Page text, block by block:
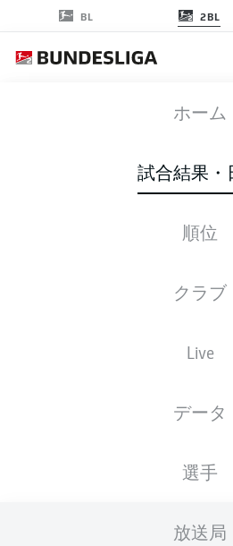
BL 2BL
ホーム
試合結果・
順位
クラブ
Live
データ
選手
放送局
OSN
スターティングメンバー
スターティングメンバーは